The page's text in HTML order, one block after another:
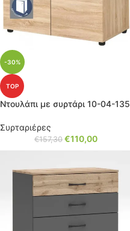
-30%
TOP
Ντουλάπι με συρτάρι 10-04-135
Συρταριέρες
€157,30 €110,00